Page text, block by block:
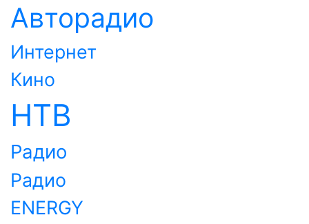
Авторадио
Интернет
Кино
НТВ
Радио
Радио
ENERGY